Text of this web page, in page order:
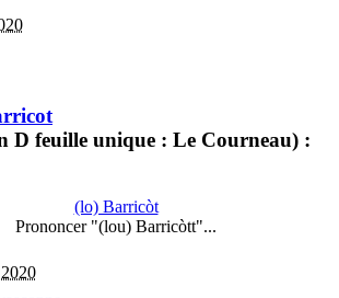
D feuille unique : Le Courneau) :
(lo) Barricòt
Prononcer "(lou) Barricòtt"...